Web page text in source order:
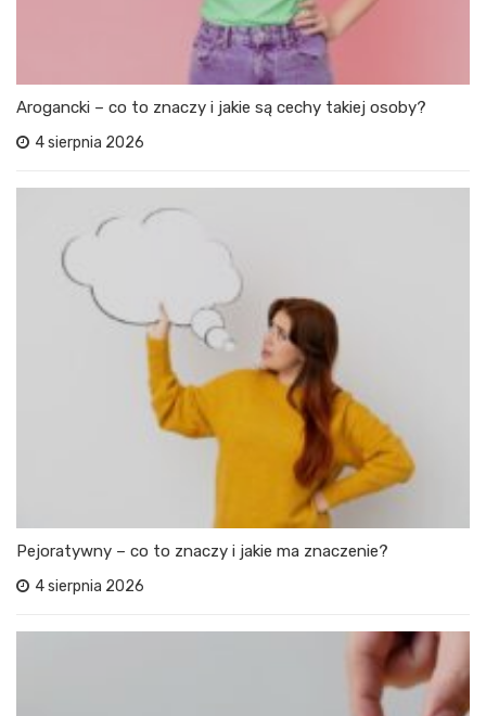
Arogancki – co to znaczy i jakie są cechy takiej osoby?
4 sierpnia 2026
Pejoratywny – co to znaczy i jakie ma znaczenie?
4 sierpnia 2026